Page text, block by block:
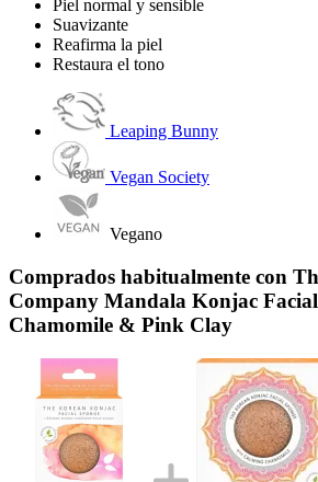
Piel normal y sensible
Suavizante
Reafirma la piel
Restaura el tono
Leaping Bunny
Vegan Society
Vegano
Comprados habitualmente con
Company Mandala Konjac
Chamomile & Pink Clay